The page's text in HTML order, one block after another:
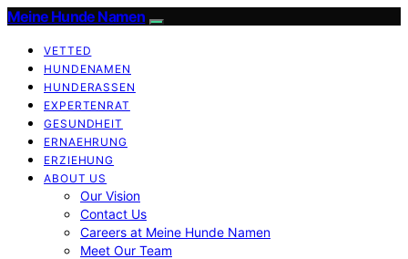
Meine Hunde Namen
VETTED
HUNDENAMEN
HUNDERASSEN
EXPERTENRAT
GESUNDHEIT
ERNAEHRUNG
ERZIEHUNG
ABOUT US
Our Vision
Contact Us
Careers at Meine Hunde Namen
Meet Our Team